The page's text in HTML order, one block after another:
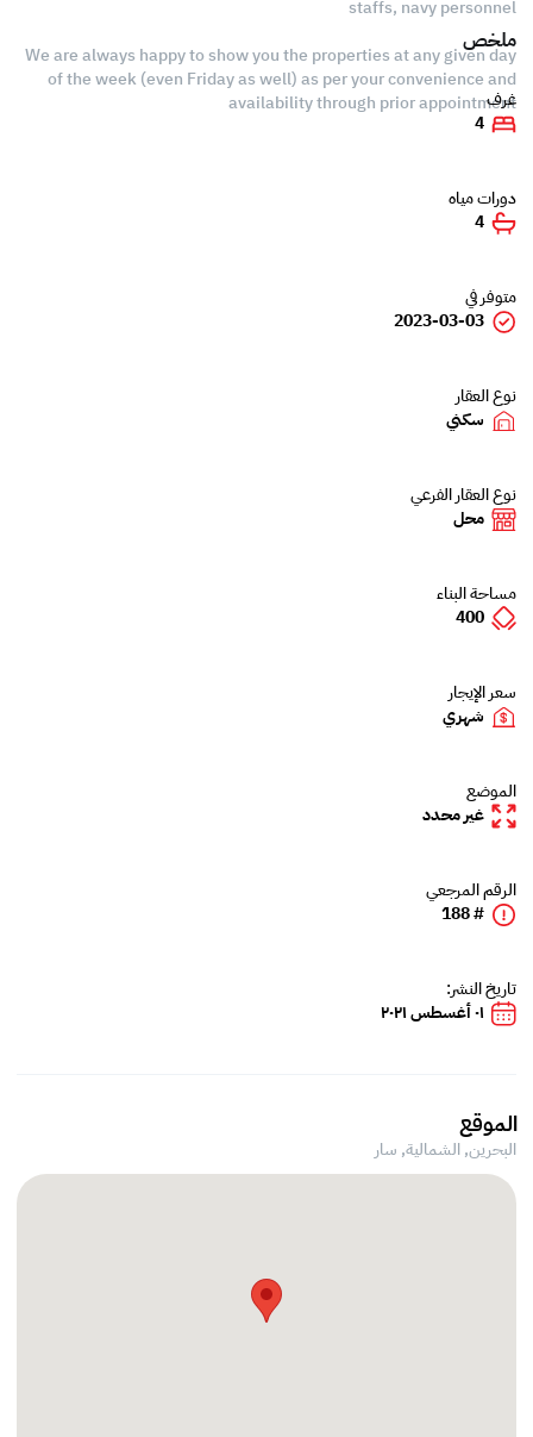
staffs, navy personnel
We are always happy to show you the properties at any given day
of the week (even Friday as well) as per your convenience and
availability through prior appointment
ملخص
غرف
4
دورات مياه
4
متوفر في
2023-03-03
نوع العقار
سكني
نوع العقار الفرعي
محل
مساحة البناء
400
سعر الإيجار
شهري
الموضع
غير محدد
الرقم المرجعي
# 188
تاريخ النشر:
٠١ أغسطس ٢٠٢١
الموقع
البحرين, الشمالية, سار